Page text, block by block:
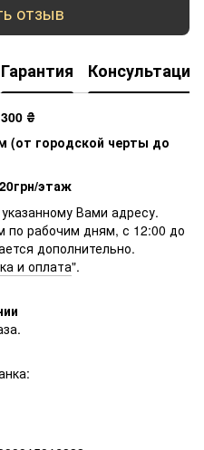
отзыв
Гарантия Консультация
₴
(от городской черты до
этаж
Вами адресу.
по рабочим дням, с 12:00 до
дополнительно.
и оплата".